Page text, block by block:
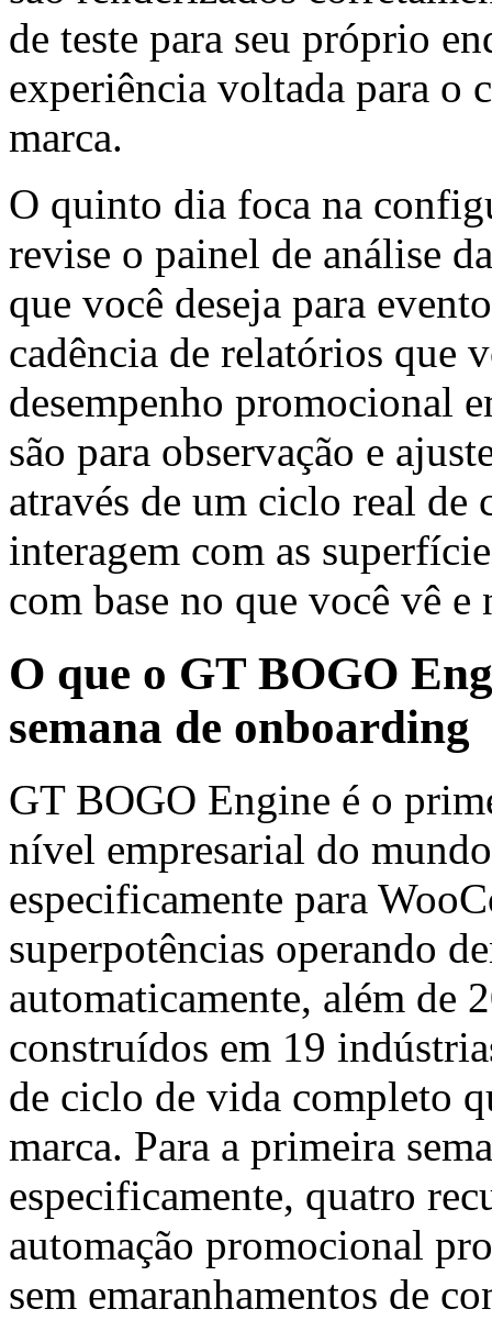
de teste para seu próprio
experiência voltada para o
marca.
O quinto dia foca na
revise o painel de análise
que você deseja para
cadência de relatórios que
desempenho promocional
são para observação e
através de um ciclo real de
interagem com as
com base no que você vê
O que o GT BOGO
semana de onboarding
GT BOGO Engine é o
nível empresarial do
especificamente para
superpotências operando
automaticamente, além de
construídos em 19
de ciclo de vida completo
marca. Para a primeira
especificamente, quatro
automação promocional
sem emaranhamentos de